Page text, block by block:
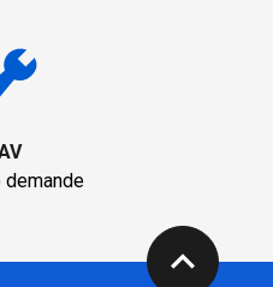
demande
expand_less